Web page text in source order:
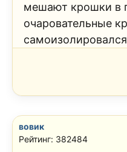
мешают крошки в
очаровательные
вовик
Рейтинг: 382484